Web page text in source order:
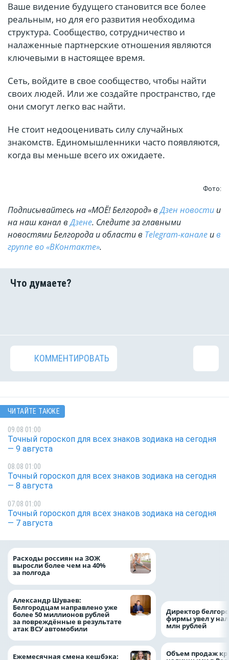
Ваше видение будущего становится все более
реальным, но для его развития необходима
структура. Сообщество, сотрудничество и
налаженные партнерские отношения являются
ключевыми в настоящее время.
Сеть, войдите в свое сообщество, чтобы найти
своих людей. Или же создайте пространство, где
они смогут легко вас найти.
Не стоит недооценивать силу случайных
знакомств. Единомышленники часто появляются,
когда вы меньше всего их ожидаете.
Фото:
Подписывайтесь на «МОЁ! Белгород» вДзен новости и
на наш канал вДзене. Cледите за главными
новостями Белгорода и области в Telegram-канале ив
группе во «ВКонтакте».
КОММЕНТИРОВАТЬ
ЧИТАЙТЕ ТАКЖЕ
09.08 01:00
Точный гороскоп для всех знаков зодиака на сегодня
— 9 августа
08.08 01:00
Точный гороскоп для всех знаков зодиака на сегодня
— 8 августа
07.08 01:00
Точный гороскоп для всех знаков зодиака на сегодня
— 7 августа
Расходы россиян на ЗОЖ
выросли более чем на 40%
за полгода
Александр Шуваев:
Белгородцам направлено уже
более 50 миллионов рублей
за повреждённые в результате
атак ВСУ автомобили
Ежемесячная смена кешбэка:
Директор
фирмы увел у
млн рублей
Объем продаж